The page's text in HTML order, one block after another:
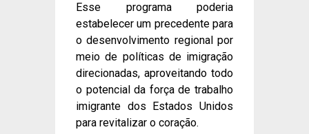
Esse programa poderia
estabelecer um precedente para
o desenvolvimento regional por
meio de políticas de imigração
direcionadas, aproveitando todo
o potencial da força de trabalho
imigrante dos Estados Unidos
para revitalizar o coração.